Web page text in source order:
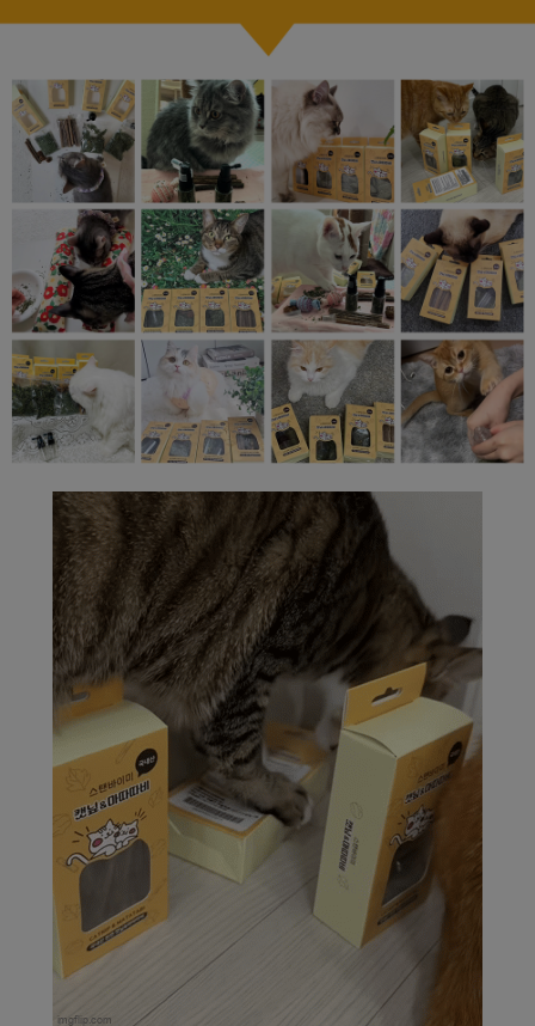
페이코 라이
구매